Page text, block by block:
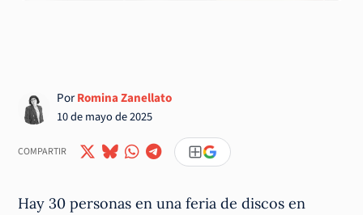
PorRomina Zanellato
10 de mayo de 2025
COMPARTIR
Hay 30 personas en una feria de discos en